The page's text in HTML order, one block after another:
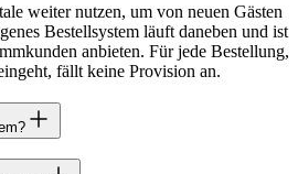
weiter nutzen, um von neuen Gästen
Bestellsystem läuft daneben und ist
anbieten. Für jede Bestellung,
fällt keine Provision an.